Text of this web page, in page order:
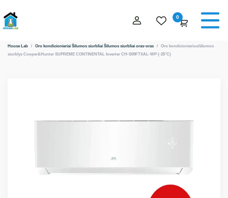
0
House Lab / Oro kondicionieriai Šilumos siurbliai Šilumos siurbliai oras-oras / Oro kondicionierius/šilumos
siurblys Cooper&Hunter SUPREME CONTINENTAL Inverter CH-S09FTXAL-WP (-25°C)